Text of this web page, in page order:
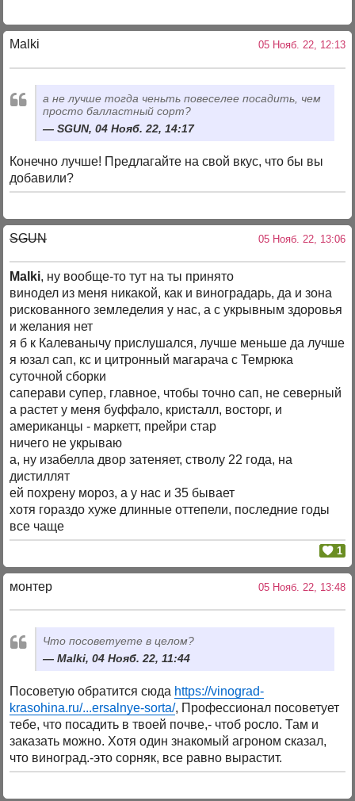
Malki 05 Нояб. 22, 12:13
а не лучше тогда ченьть повеселее посадить, чем
просто балластный сорт?
SGUN, 04 Нояб. 22, 14:17
Конечно лучше! Предлагайте на свой вкус, что бы вы
добавили?
SGUN 05 Нояб. 22, 13:06
Malki, ну вообще-то тут на ты принято
винодел из меня никакой, как и виноградарь, да и зона
рискованного земледелия у нас, а с укрывным здоровья
и желания нет
я б к Калеванычу прислушался, лучше меньше да лучше
я юзал сап, кс и цитронный магарача с Темрюка
суточной сборки
саперави супер, главное, чтобы точно сап, не северный
а растет у меня буффало, кристалл, восторг, и
американцы - маркетт, прейри стар
ничего не укрываю
а, ну изабелла двор затеняет, стволу 22 года, на
дистиллят
ей похрену мороз, а у нас и 35 бывает
хотя гораздо хуже длинные оттепели, последние годы
все чаще
1
монтер 05 Нояб. 22, 13:48
Что посоветуете в целом?
Malki, 04 Нояб. 22, 11:44
Посоветую обратится сюда https://vinograd-
krasohina.ru/...ersalnye-sorta/, Профессионал посоветует
тебе, что посадить в твоей почве,- чтоб росло. Там и
заказать можно. Хотя один знакомый агроном сказал,
что виноград.-это сорняк, все равно вырастит.